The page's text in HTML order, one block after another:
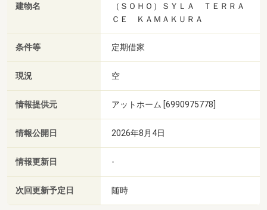
建物名
（ＳＯＨＯ）ＳＹＬＡ ＴＥＲＲＡ
ＣＥ ＫＡＭＡＫＵＲＡ
条件等 定期借家
現況 空
情報提供元 アットホーム [6990975778]
情報公開日 2026年8月4日
情報更新日 -
次回更新予定日 随時